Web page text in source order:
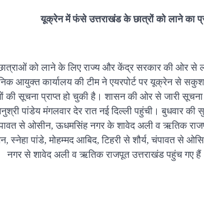
यूक्रेन में फंसे उत्तराखंड के छात्रों को लाने का
को लाने के लिए राज्य और केंद्र सरकार की ओर से
आयुक्त कार्यालय की टीम ने एयरपोर्ट पर यूक्रेन से
सूचना प्राप्त हो चुकी है। शासन की ओर से जारी सूचना
पांडेय मंगलवार देर रात नई दिल्ली पहुंची। बुधवार की
से ओसीन, ऊधमसिंह नगर के शावेद अली व ऋतिक
स्नेहा पांडे, मोहम्मद आबिद, टिहरी से शौर्य, चंपावत से
नगर से शावेद अली व ऋतिक राजपूत उत्तराखंड पहुंच गए हैं।